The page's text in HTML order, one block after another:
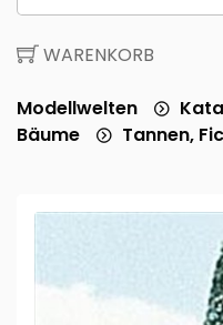
WARENKORB
Modellwelten
Bäume
Tannen,